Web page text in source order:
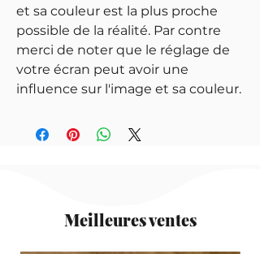
et sa couleur est la plus proche
possible de la réalité. Par contre
merci de noter que le réglage de
votre écran peut avoir une
influence sur l'image et sa couleur.
Meilleures ventes